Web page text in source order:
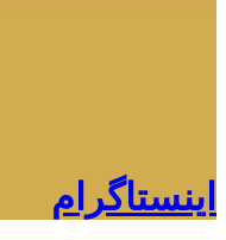
اینستاگرام